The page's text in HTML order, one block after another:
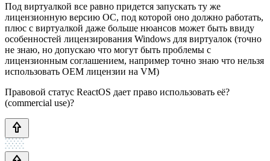
Под виртуалкой все равно придется запускать ту же
лицензионную версию ОС, под которой оно должно работать,
плюс с виртуалкой даже больше нюансов может быть ввиду
особенностей лицензирования Windows для виртуалок (точно
не знаю, но допускаю что могут быть проблемы с
лицензионным соглашением, например точно знаю что нельзя
использовать OEM лицензии на VM)
Правовой статус ReactOS дает право использовать её?
(commercial use)?